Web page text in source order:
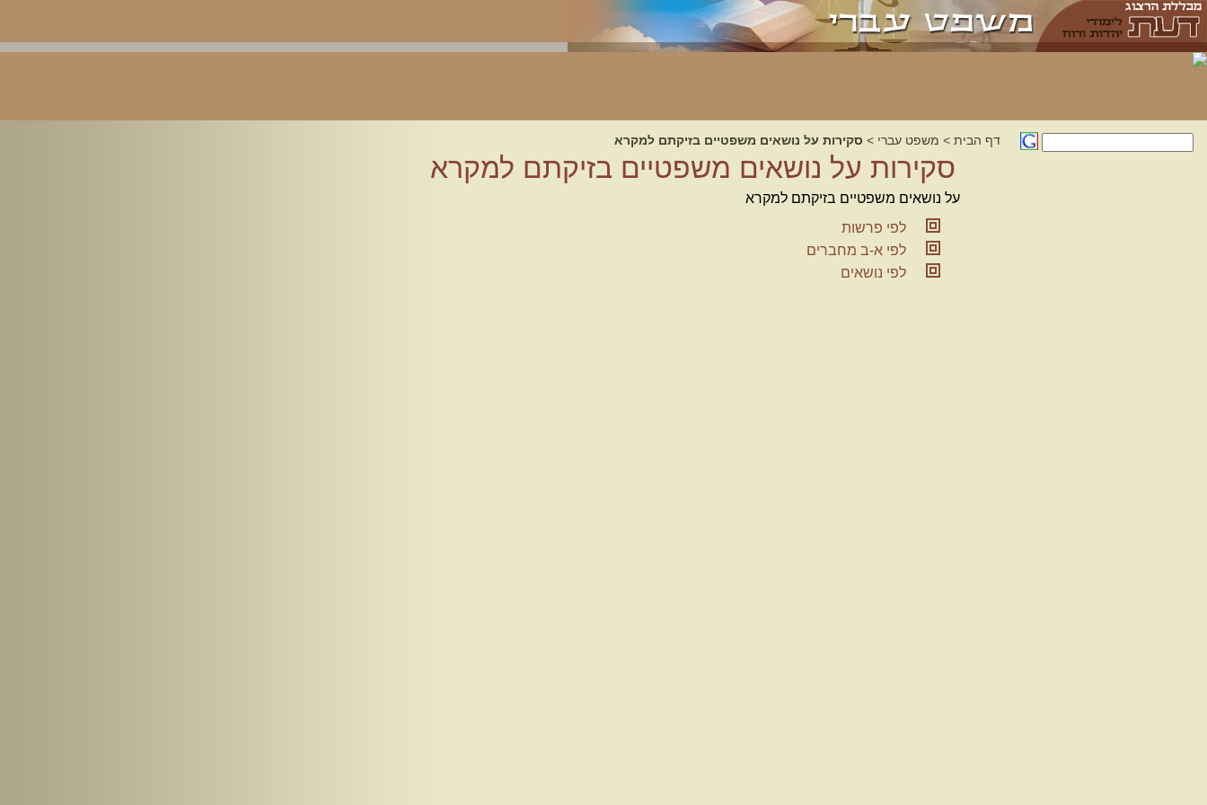
דף הבית > משפט עברי > סקירות על נושאים משפטיים בזיקתם למקרא
סקירות על נושאים משפטיים בזיקתם למקרא
על נושאים משפטיים בזיקתם למקרא
לפי פרשות
לפי א-ב מחברים
לפי נושאים